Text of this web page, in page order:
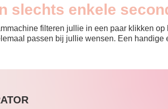
slechts enkele
filteren jullie in een paar klikken op
passen bij jullie wensen. Een handige